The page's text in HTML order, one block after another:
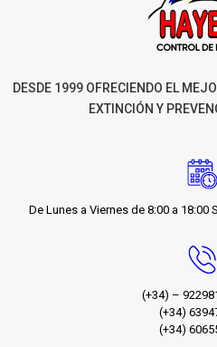
DESDE 1999 OFRECIENDO EL
EXTINCIÓN Y
De Lunes a Viernes de 8:00 a
(+34) –
(+34)
(+34)